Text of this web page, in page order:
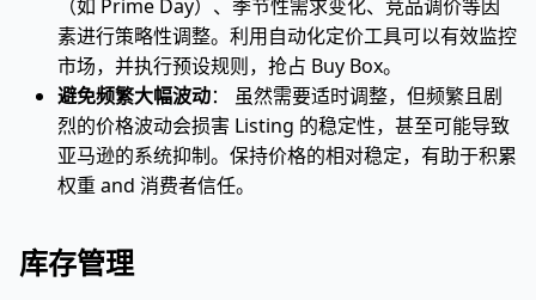
（如 Prime Day）、季节性需求变化、竞品调价等因
素进行策略性调整。利用自动化定价工具可以有效监控
市场，并执行预设规则，抢占 Buy Box。
避免频繁大幅波动： 虽然需要适时调整，但频繁且剧
烈的价格波动会损害 Listing 的稳定性，甚至可能导致
亚马逊的系统抑制。保持价格的相对稳定，有助于积累
权重 and 消费者信任。
库存管理